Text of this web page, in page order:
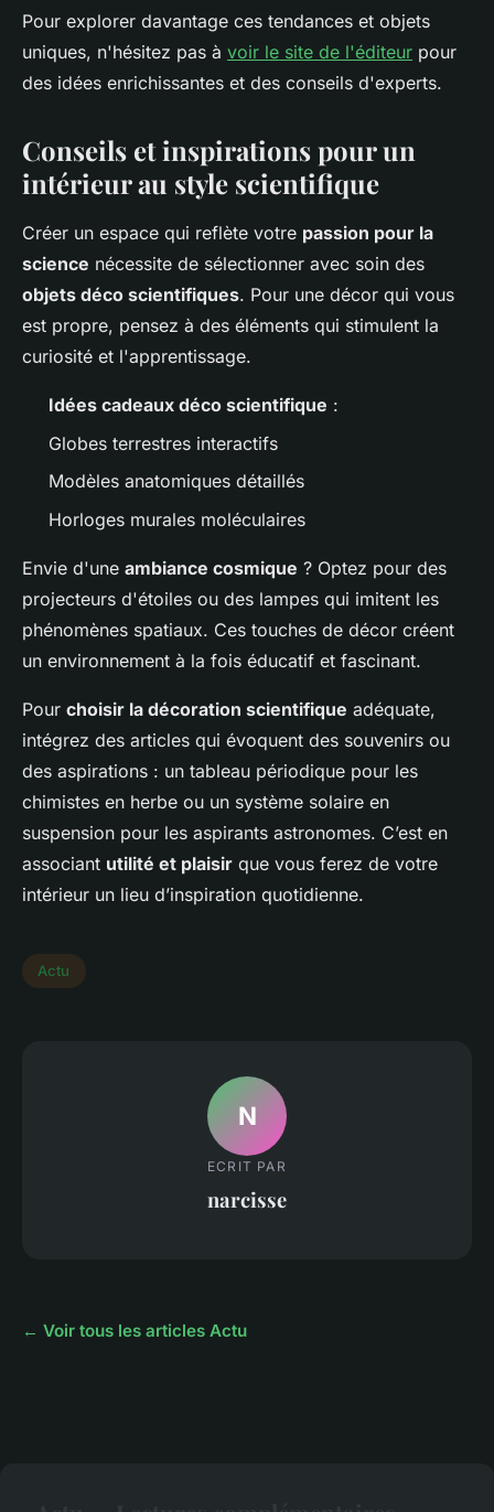
Pour explorer davantage ces tendances et objets
uniques, n'hésitez pas à voir le site de l'éditeur pour
des idées enrichissantes et des conseils d'experts.
Conseils et inspirations pour un
intérieur au style scientifique
Créer un espace qui reflète votre passion pour la
science nécessite de sélectionner avec soin des
objets déco scientifiques. Pour une décor qui vous
est propre, pensez à des éléments qui stimulent la
curiosité et l'apprentissage.
Idées cadeaux déco scientifique :
Globes terrestres interactifs
Modèles anatomiques détaillés
Horloges murales moléculaires
Envie d'une ambiance cosmique ? Optez pour des
projecteurs d'étoiles ou des lampes qui imitent les
phénomènes spatiaux. Ces touches de décor créent
un environnement à la fois éducatif et fascinant.
Pour choisir la décoration scientifique adéquate,
intégrez des articles qui évoquent des souvenirs ou
des aspirations : un tableau périodique pour les
chimistes en herbe ou un système solaire en
suspension pour les aspirants astronomes. C’est en
associant utilité et plaisir que vous ferez de votre
intérieur un lieu d’inspiration quotidienne.
Actu
N
ECRIT PAR
narcisse
← Voir tous les articles Actu